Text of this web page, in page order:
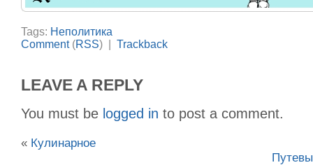
Tags: Неполитика
Comment(RSS) | Trackback
LEAVE A REPLY
You must be logged in to post a comment.
« Кулинарное